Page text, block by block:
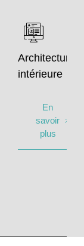
Architecture
intérieure
En
savoir
plus